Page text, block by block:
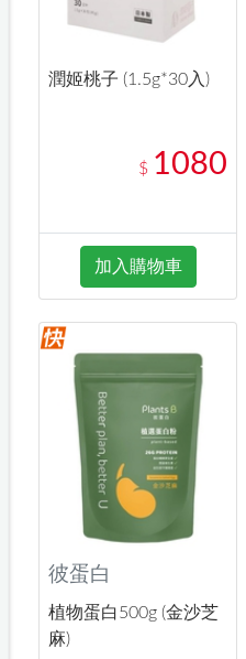
潤姬桃子 (1.5g*30入)
$ 1080
加入購物車
彼蛋白
植物蛋白500g (金沙芝
麻)